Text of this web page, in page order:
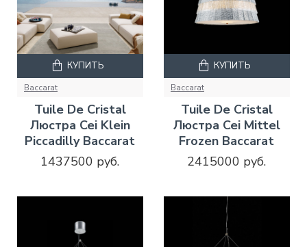
Baccarat
Tuile De Cristal
Люстра Cei Klein
Piccadilly Baccarat
1437500 руб.
КУПИТЬ
Baccarat
Tuile De Cristal
Люстра Cei Mittel
Frozen Baccarat
2415000 руб.
КУПИТЬ